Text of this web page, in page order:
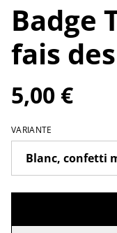
Badge
fais
5,00 €
VARIANTE